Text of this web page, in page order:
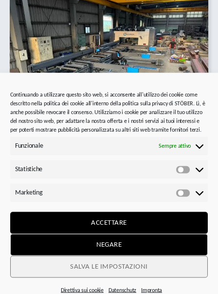
Continuando a utilizzare questo sito web, si acconsente all'utilizzo dei cookie come
descritto nella politica dei cookie all'interno della politica sulla privacy di STÖBER. Lì, è
anche possibile revocare il consenso. Utilizziamo i cookie per analizzare il tuo utilizzo
del nostro sito web, per adattare la nostra offerta e i nostri servizi ai tuoi interessi e
per poterti mostrare pubblicità personalizzata su altri siti web tramite fornitori terzi.
Funzionale Sempre attivo
Statistiche
Marketing
ACCETTARE
NEGARE
SALVA LE IMPOSTAZIONI
Direttiva sui cookie Datenschutz Impronta
Nel capannone per il montaggio vengono assemblati i